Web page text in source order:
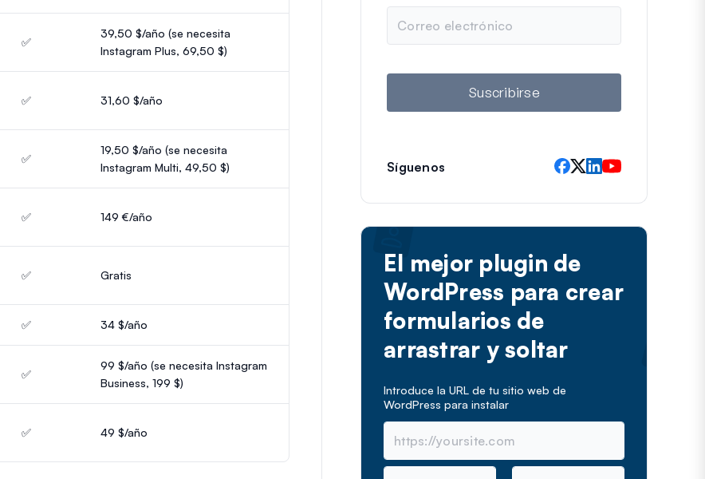
✅
39,50 $/año (se necesita
Instagram Plus, 69,50 $)
✅ 31,60 $/año
✅
19,50 $/año (se necesita
Instagram Multi, 49,50 $)
✅ 149 €/año
✅ Gratis
✅ 34 $/año
✅
99 $/año (se necesita Instagram
Business, 199 $)
✅ 49 $/año
b
r
e
t
i
o
Suscribirse
Síguenos
El mejor plugin de
WordPress para crear
formularios de
arrastrar y soltar
Introduce la URL de tu sitio web de
WordPress para instalar
N
C